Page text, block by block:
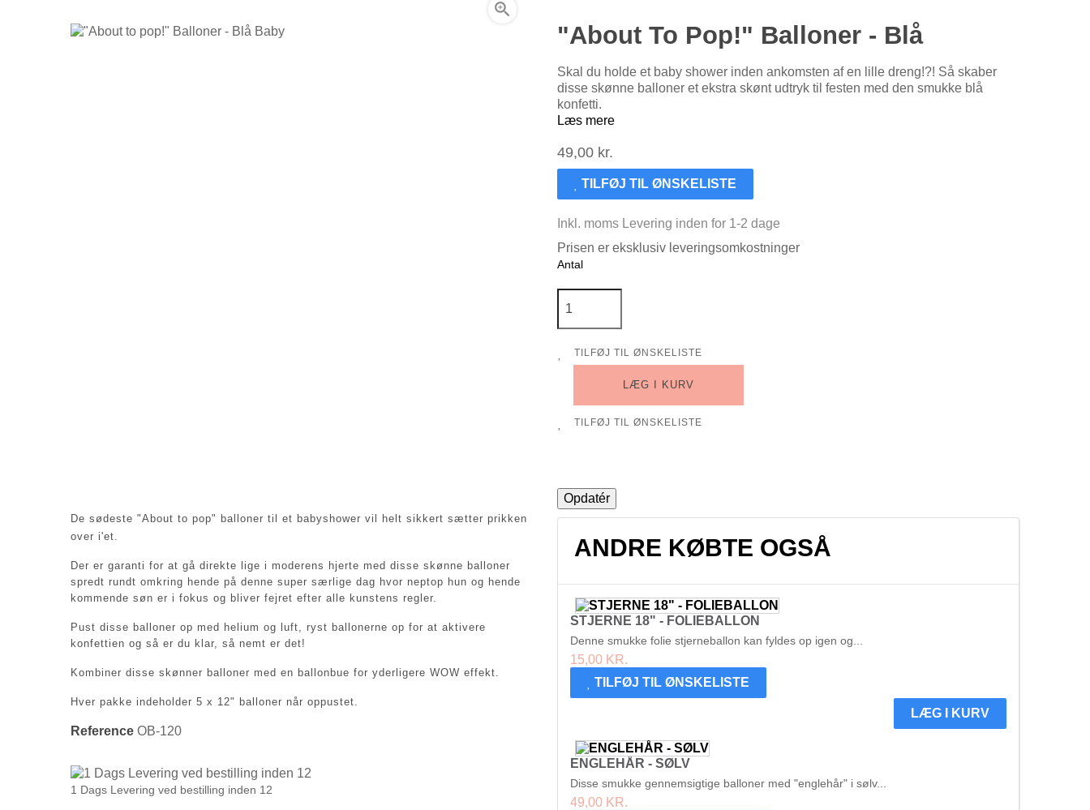

"About To Pop!" Balloner - Blå
Skal du holde et baby shower inden ankomsten af en lille dreng!?! Så skaber
disse skønne balloner et ekstra skønt udtryk til festen med den smukke blå
konfetti.
Læs mere
49,00 kr.
TILFØJ TIL ØNSKELISTE
Inkl. moms Levering inden for 1-2 dage
Prisen er eksklusiv leveringsomkostninger
Antal
TILFØJ TIL ØNSKELISTE
LÆG I KURV
TILFØJ TIL ØNSKELISTE
De sødeste "About to pop" balloner til et babyshower vil helt sikkert sætter prikken
over i'et.
Der er garanti for at gå direkte lige i moderens hjerte med disse skønne balloner
spredt rundt omkring hende på denne super særlige dag hvor neptop hun og hende
kommende søn er i fokus og bliver fejret efter alle kunstens regler.
Pust disse balloner op med helium og luft, ryst ballonerne op for at aktivere
konfettien og så er du klar, så nemt er det!
Kombiner disse skønner balloner med en ballonbue for yderligere WOW effekt.
Hver pakke indeholder 5 x 12" balloner når oppustet.
Reference OB-120
1 Dags Levering ved bestilling inden 12
ANDRE KØBTE OGSÅ
STJERNE 18" - FOLIEBALLON
Denne smukke folie stjerneballon kan fyldes op igen og...
15,00 KR.
TILFØJ TIL ØNSKELISTE
LÆG I KURV
ENGLEHÅR - SØLV
Disse smukke gennemsigtige balloner med "englehår" i sølv...
49,00 KR.